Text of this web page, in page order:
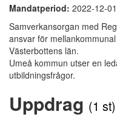
Mandatperiod: 2022-12-
Samverkansorgan med
ansvar för
Västerbottens län.
Umeå kommun utser en
utbildningsfrågor.
Uppdrag (1 st)